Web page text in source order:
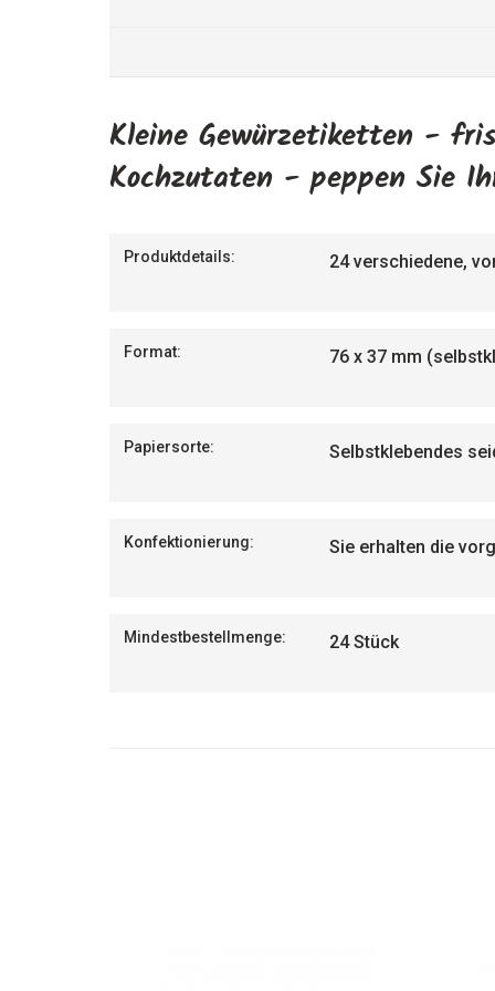
Kleine Gewürzetiketten -
Kochzutaten - peppen Sie
Produktdetails: 24 verschiedene,
Format: 76 x 37 mm
Papiersorte: Selbstklebendes
Konfektionierung: Sie erhalten die
Mindestbestellmenge: 24 Stück